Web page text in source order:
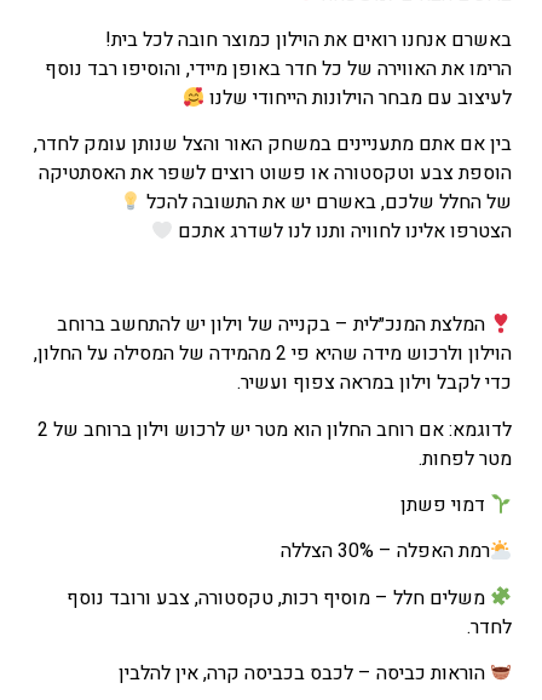
המחיר
הנוכחי
הוא
–
₪155
טווח
מחירים:
באשרם אנחנו רואים את הוילון כמוצר חובה לכל בית!
הרימו את האווירה של כל חדר באופן מיידי, והוסיפו רבד נוסף
לעיצוב עם מבחר הוילונות הייחודי שלנו
בין אם אתם מתעניינים במשחק האור והצל שנותן עומק לחדר,
הוספת צבע וטקסטורה או פשוט רוצים לשפר את האסתטיקה
של החלל שלכם, באשרם יש את התשובה להכל
הצטרפו אלינו לחוויה ותנו לנו לשדרג אתכם
המלצת המנכ״לית – בקנייה של וילון יש להתחשב ברוחב
הוילון ולרכוש מידה שהיא פי 2 מהמידה של המסילה על החלון,
כדי לקבל וילון במראה צפוף ועשיר.
לדוגמא: אם רוחב החלון הוא מטר יש לרכוש וילון ברוחב של 2
מטר לפחות.
דמוי פשתן
רמת האפלה – 30% הצללה
משלים חלל – מוסיף רכות, טקסטורה, צבע ורובד נוסף
לחדר.
הוראות כביסה – לכבס בכביסה קרה, אין להלבין